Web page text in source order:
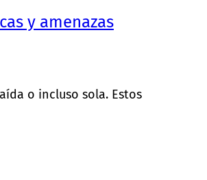
y amenazas
o incluso sola. Estos